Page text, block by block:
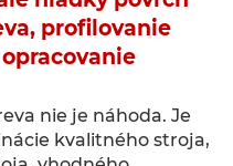
profilovanie
nie je náhoda. Je
kvalitného stroja,